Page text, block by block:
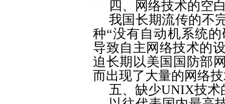
四、网络技术的空
我国长期流传的不
种“没有自动机系统
导致自主网络技术的
迫长期以美国国防部
而出现了大量的网络
五、缺少UNIX技术